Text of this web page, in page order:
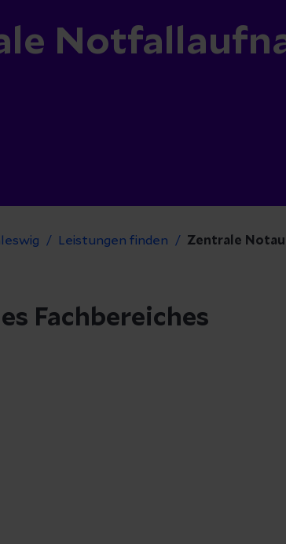
Leistungen finden Zentrale
Fachbereiches